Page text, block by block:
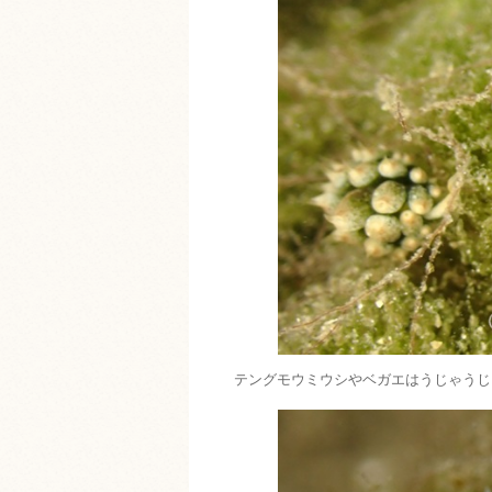
テングモウミウシやベガエはうじゃう